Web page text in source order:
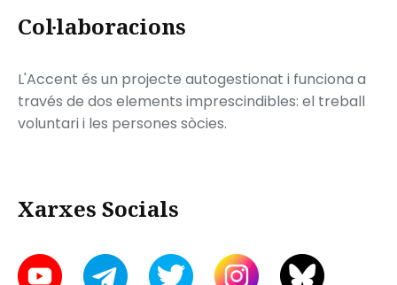
Col·laboracions
L'Accent és un projecte autogestionat i funciona a
través de dos elements imprescindibles: el treball
voluntari i les persones sòcies.
Xarxes Socials